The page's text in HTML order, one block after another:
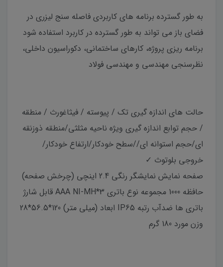
به طور گسترده برنامه های کاربردی فاصله سنج لیزری در
فضای باز می تواند به طور گسترده در کاربرد استفاده شود
برنامه ریزی پروژه، کارهای ساختمانی، دکوراسیون داخلی،
نظرسنجی مهندسی و مهندسی فولاد
حالت های اندازه گیری تک / پیوسته / فیثاغورث / منطقه
/ حجم توابع اندازه گیری ویژه ناحیه مثلثی/منطقه ذوزنقه
ای/حجم استوانه ای//سطح خودکار/ارتفاع خودکار/
خروجی بلوتوث ✓
صفحه نمایش نمایشگر رنگی 2.4 اینچی (چرخش صفحه)
حافظه 1000 مجموعه نوع باتری 3*AAA NI-MH قابل شارژ
باتری ها ضدآب رتبه IP65 ابعاد (میلی متر) 120*56.5*28
وزن مورد 180 گرم